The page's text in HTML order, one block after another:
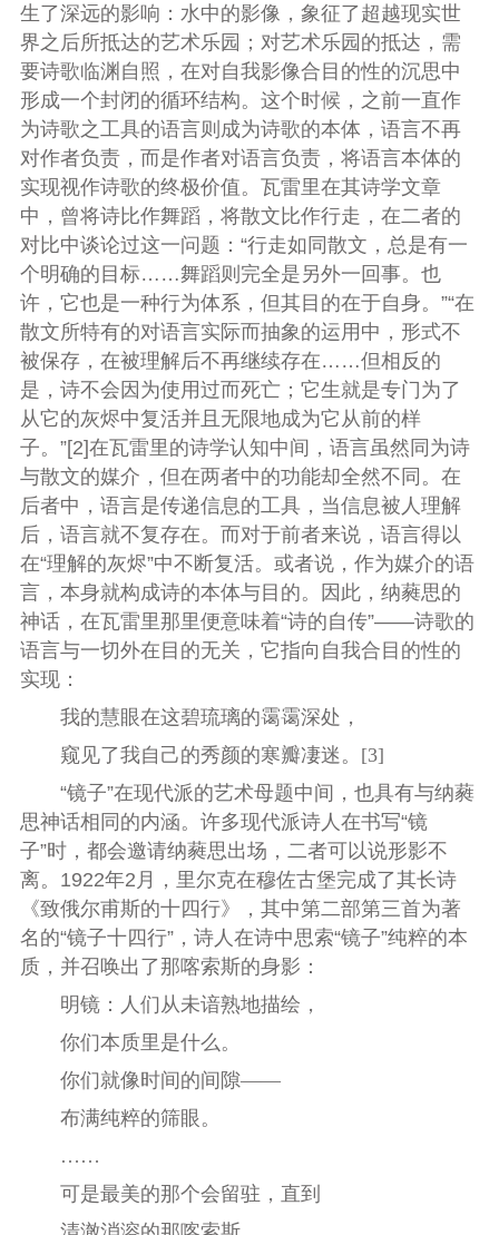
生了深远的影响：水中的影像，象征了超越现实世
界之后所抵达的艺术乐园；对艺术乐园的抵达，需
要诗歌临渊自照，在对自我影像合目的性的沉思中
形成一个封闭的循环结构。这个时候，之前一直作
为诗歌之工具的语言则成为诗歌的本体，语言不再
对作者负责，而是作者对语言负责，将语言本体的
实现视作诗歌的终极价值。瓦雷里在其诗学文章
中，曾将诗比作舞蹈，将散文比作行走，在二者的
对比中谈论过这一问题：“行走如同散文，总是有一
个明确的目标……舞蹈则完全是另外一回事。也
许，它也是一种行为体系，但其目的在于自身。”“在
散文所特有的对语言实际而抽象的运用中，形式不
被保存，在被理解后不再继续存在……但相反的
是，诗不会因为使用过而死亡；它生就是专门为了
从它的灰烬中复活并且无限地成为它从前的样
子。”[2]在瓦雷里的诗学认知中间，语言虽然同为诗
与散文的媒介，但在两者中的功能却全然不同。在
后者中，语言是传递信息的工具，当信息被人理解
后，语言就不复存在。而对于前者来说，语言得以
在“理解的灰烬”中不断复活。或者说，作为媒介的语
言，本身就构成诗的本体与目的。因此，纳蕤思的
神话，在瓦雷里那里便意味着“诗的自传”——诗歌的
语言与一切外在目的无关，它指向自我合目的性的
实现：
我的慧眼在这碧琉璃的霭霭深处，
窥见了我自己的秀颜的寒瓣凄迷。[3]
“镜子”在现代派的艺术母题中间，也具有与纳蕤
思神话相同的内涵。许多现代派诗人在书写“镜
子”时，都会邀请纳蕤思出场，二者可以说形影不
离。1922年2月，里尔克在穆佐古堡完成了其长诗
《致俄尔甫斯的十四行》，其中第二部第三首为著
名的“镜子十四行”，诗人在诗中思索“镜子”纯粹的本
质，并召唤出了那喀索斯的身影：
明镜：人们从未谙熟地描绘，
你们本质里是什么。
你们就像时间的间隙——
布满纯粹的筛眼。
……
可是最美的那个会留驻，直到